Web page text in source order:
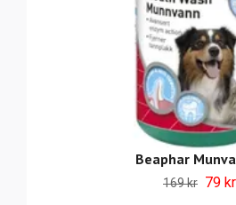
Beaphar
169 kr 79 kr